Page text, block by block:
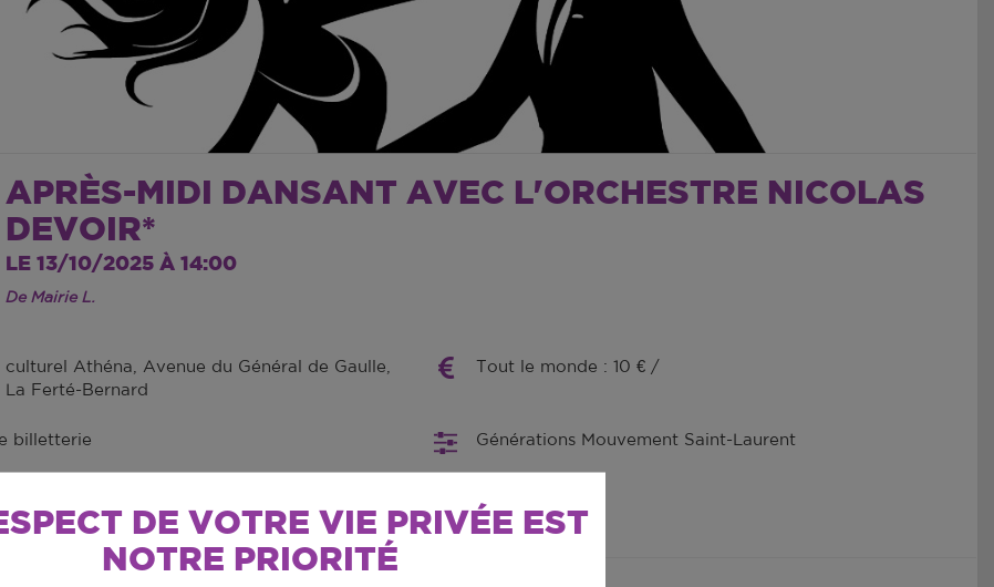
DE VOTRE VIE PRIVÉE EST
NOTRE PRIORITÉ
APRÈS-MIDI DANSANT AVEC L'ORCHESTRE NICOLAS
DEVOIR*
LE 13/10/2025 À 14:00
De Mairie L.
culturel Athéna, Avenue du Général de Gaulle,
La Ferté-Bernard
Tout le monde : 10 € /
billetterie Générations Mouvement Saint-Laurent